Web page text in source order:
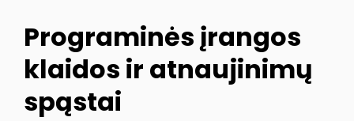
Programinės įrangos
klaidos ir atnaujinimų
spąstai